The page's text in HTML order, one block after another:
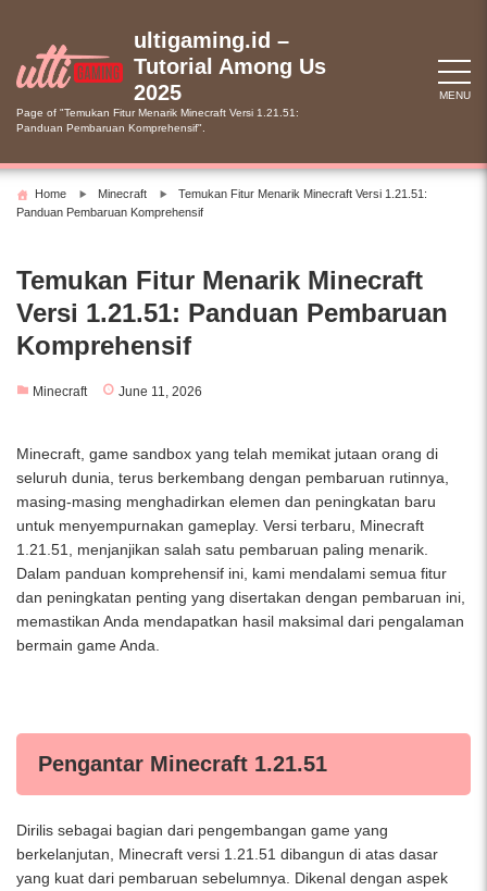
content
ultigaming.id –
Tutorial Among Us
2025
Page of "Temukan Fitur Menarik Minecraft Versi 1.21.51:
Panduan Pembaruan Komprehensif".
MENU
Home Minecraft
Temukan Fitur Menarik Minecraft Versi 1.21.51:
Panduan Pembaruan Komprehensif
Temukan Fitur Menarik Minecraft
Versi 1.21.51: Panduan Pembaruan
Komprehensif
Minecraft June 11, 2026
Minecraft, game sandbox yang telah memikat jutaan orang di
seluruh dunia, terus berkembang dengan pembaruan rutinnya,
masing-masing menghadirkan elemen dan peningkatan baru
untuk menyempurnakan gameplay. Versi terbaru, Minecraft
1.21.51, menjanjikan salah satu pembaruan paling menarik.
Dalam panduan komprehensif ini, kami mendalami semua fitur
dan peningkatan penting yang disertakan dengan pembaruan ini,
memastikan Anda mendapatkan hasil maksimal dari pengalaman
bermain game Anda.
Pengantar Minecraft 1.21.51
Dirilis sebagai bagian dari pengembangan game yang
berkelanjutan, Minecraft versi 1.21.51 dibangun di atas dasar
yang kuat dari pembaruan sebelumnya. Dikenal dengan aspek